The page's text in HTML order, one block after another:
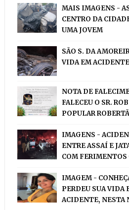
MAIS IMAGENS -
CENTRO DA
UMA JOVEM
SÃO S. DA
VIDA EM
NOTA DE
FALECEU O SR.
POPULAR
IMAGENS -
ENTRE ASSAÍ E
COM FERIMENTOS
IMAGEM -
PERDEU SUA VIDA
ACIDENTE, NESTA